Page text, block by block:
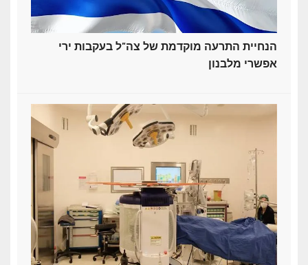
הנחיית התרעה מוקדמת של צה"ל בעקבות ירי
אפשרי מלבנון